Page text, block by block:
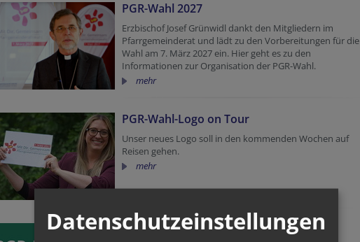
PGR-Wahl 2027
Erzbischof Josef Grünwidl dankt den Mitgliedern im
Pfarrgemeinderat und lädt zu den Vorbereitungen für die
Wahl am 7. März 2027 ein. Hier geht es zu den
Informationen zur Organisation der PGR-Wahl.
mehr
PGR-Wahl-Logo on Tour
Unser neues Logo soll in den kommenden Wochen auf
Reisen gehen.
mehr
PGR-Kompass 2026
Datenschutzeinstellungen